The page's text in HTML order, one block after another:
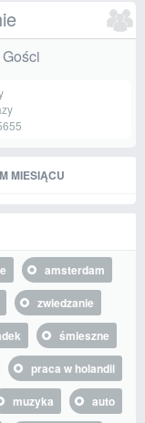
Gości
MIESIĄCU
amsterdam
zwiedzanie
śmieszne
praca w holandii
muzyka
auto